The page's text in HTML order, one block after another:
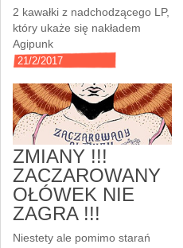
2 kawałki z nadchodzącego LP,
który ukaże się nakładem
Agipunk
21/2/2017
ZMIANY !!!
ZACZAROWANY
OŁÓWEK NIE
ZAGRA !!!
Niestety ale pomimo starań